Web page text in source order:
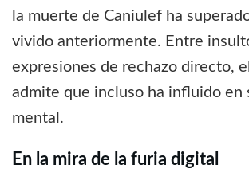
la muerte de Caniulef ha
vivido anteriormente. Entre
expresiones de rechazo directo,
admite que incluso ha influido en
mental.
En la mira de la furia digital